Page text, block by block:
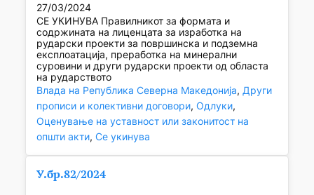
27/03/2024
СЕ УКИНУВА Правилникот за формата и
содржината на лиценцата за изработка на
рударски проекти за површинска и подземна
експлоатација, преработка на минерални
суровини и други рударски проекти од областа
на рударството
Влада на Република Северна Македонија, Други
прописи и колективни договори, Одлуки
Оценување на уставност или законитост на
општи акти, Се укинува
У.бр.82/2024